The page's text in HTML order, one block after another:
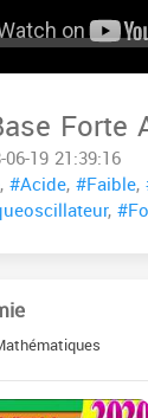
Forte
19 21:39:16
,#Acide,#Faible,
,